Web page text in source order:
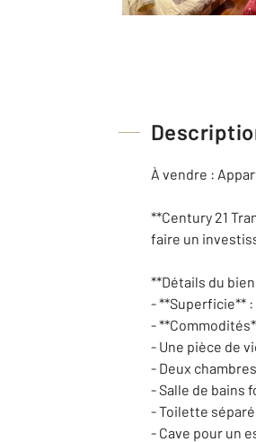
À vendre :
**Century 21
faire un
**Détails du
- **Superficie** :
-
- Une pièce de
- Deux
- Salle de bains
- Toilette séparé
- Cave pour un